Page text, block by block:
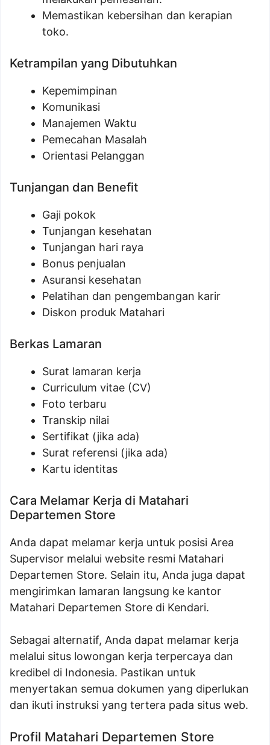
Memastikan kebersihan dan kerapian
toko.
Ketrampilan yang Dibutuhkan
Kepemimpinan
Komunikasi
Manajemen Waktu
Pemecahan Masalah
Orientasi Pelanggan
Tunjangan dan Benefit
Gaji pokok
Tunjangan kesehatan
Tunjangan hari raya
Bonus penjualan
Asuransi kesehatan
Pelatihan dan pengembangan karir
Diskon produk Matahari
Berkas Lamaran
Surat lamaran kerja
Curriculum vitae (CV)
Foto terbaru
Transkip nilai
Sertifikat (jika ada)
Surat referensi (jika ada)
Kartu identitas
Cara Melamar Kerja di Matahari
Departemen Store
Anda dapat melamar kerja untuk posisi Area
Supervisor melalui website resmi Matahari
Departemen Store. Selain itu, Anda juga dapat
mengirimkan lamaran langsung ke kantor
Matahari Departemen Store di Kendari.
Sebagai alternatif, Anda dapat melamar kerja
melalui situs lowongan kerja terpercaya dan
kredibel di Indonesia. Pastikan untuk
menyertakan semua dokumen yang diperlukan
dan ikuti instruksi yang tertera pada situs web.
Profil Matahari Departemen Store